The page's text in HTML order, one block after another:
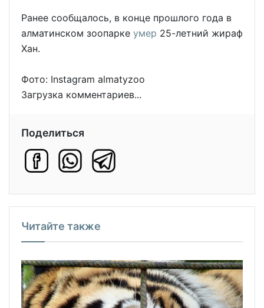
Ранее сообщалось, в конце прошлого года в
алматинском зоопарке умер 25-летний жираф
Хан.
Фото: Instagram almatyzoo
Загрузка комментариев...
Поделиться
Читайте также